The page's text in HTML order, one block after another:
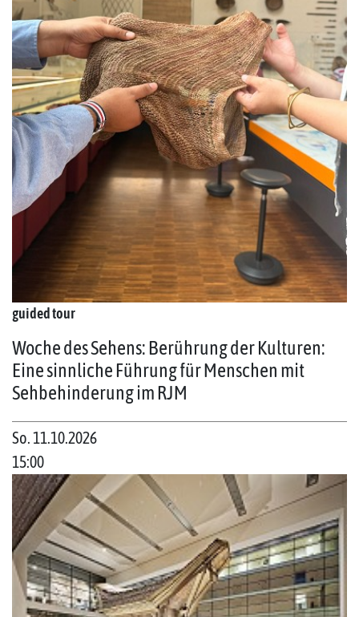
guided tour
Woche des Sehens: Berührung der Kulturen:
Eine sinnliche Führung für Menschen mit
Sehbehinderung im RJM
So. 11.10.2026
15:00